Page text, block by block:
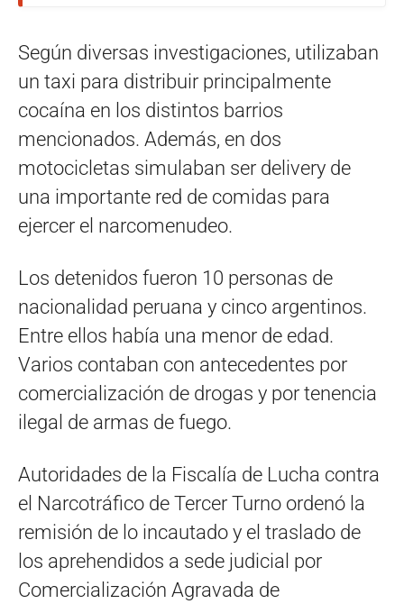
Según diversas investigaciones, utilizaban
un taxi para distribuir principalmente
cocaína en los distintos barrios
mencionados. Además, en dos
motocicletas simulaban ser delivery de
una importante red de comidas para
ejercer el narcomenudeo.
Los detenidos fueron 10 personas de
nacionalidad peruana y cinco argentinos.
Entre ellos había una menor de edad.
Varios contaban con antecedentes por
comercialización de drogas y por tenencia
ilegal de armas de fuego.
Autoridades de la Fiscalía de Lucha contra
el Narcotráfico de Tercer Turno ordenó la
remisión de lo incautado y el traslado de
los aprehendidos a sede judicial por
Comercialización Agravada de